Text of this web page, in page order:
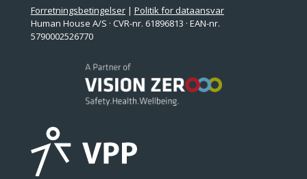
Forretningsbetingelser| Politik for dataansvar
Human House A/S · CVR-nr. 61896813 · EAN-nr.
5790002526770